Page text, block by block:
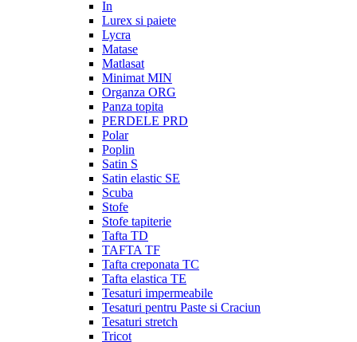
In
Lurex si paiete
Lycra
Matase
Matlasat
Minimat MIN
Organza ORG
Panza topita
PERDELE PRD
Polar
Poplin
Satin S
Satin elastic SE
Scuba
Stofe
Stofe tapiterie
Tafta TD
TAFTA TF
Tafta creponata TC
Tafta elastica TE
Tesaturi impermeabile
Tesaturi pentru Paste si Craciun
Tesaturi stretch
Tricot